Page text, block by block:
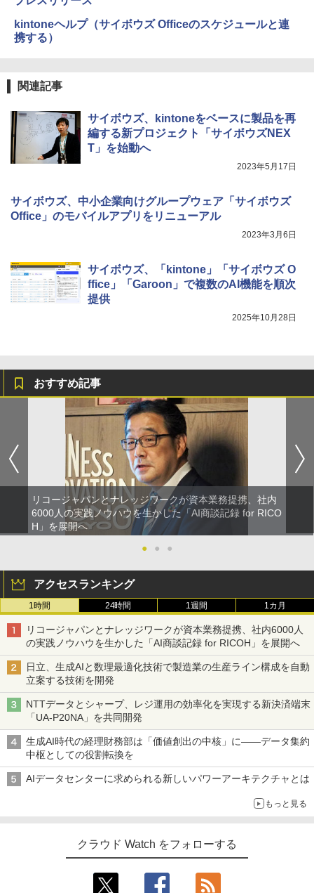
kintoneヘルプ（サイボウズ Officeのスケジュールと連
携する）
関連記事
サイボウズ、kintoneをベースに製品を再
編する新プロジェクト「サイボウズNEX
T」を始動へ
2023年5月17日
サイボウズ、中小企業向けグループウェア「サイボウズ
Office」のモバイルアプリをリニューアル
2023年3月6日
サイボウズ、「kintone」「サイボウズ O
ffice」「Garoon」で複数のAI機能を順次
提供
2025年10月28日
おすすめ記事
リコージャパンとナレッジワークが資本業務提携、社内
6000人の実践ノウハウを生かした「AI商談記録 for RICO
H」を展開へ
●
● ●
アクセスランキング
1時間 24時間 1週間 1カ月
リコージャパンとナレッジワークが資本業務提携、社内6000人
の実践ノウハウを生かした「AI商談記録 for RICOH」を展開へ
日立、生成AIと数理最適化技術で製造業の生産ライン構成を自動
立案する技術を開発
NTTデータとシャープ、レジ運用の効率化を実現する新決済端末
「UA-P20NA」を共同開発
生成AI時代の経理財務部は「価値創出の中核」に――データ集約
中枢としての役割転換を
AIデータセンターに求められる新しいパワーアーキテクチャとは
もっと見る
クラウド Watch をフォローする